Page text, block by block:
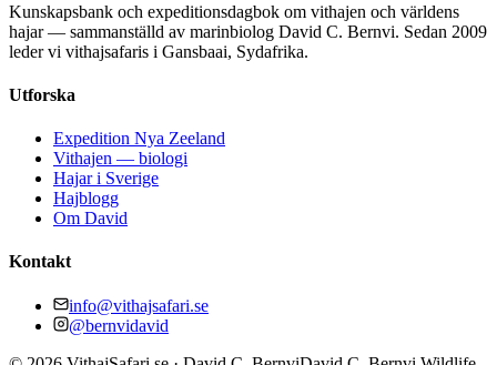
Kunskapsbank och expeditionsdagbok om vithajen och världens
hajar — sammanställd av marinbiolog David C. Bernvi. Sedan 2009
leder vi vithajsafaris i Gansbaai, Sydafrika.
Utforska
Expedition Nya Zeeland
Vithajen — biologi
Hajar i Sverige
Hajblogg
Om David
Kontakt
info@vithajsafari.se
@bernvidavid